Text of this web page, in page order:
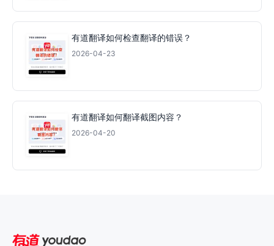
有道翻译如何检查翻译的错误？
2026-04-23
有道翻译如何翻译截图内容？
2026-04-20